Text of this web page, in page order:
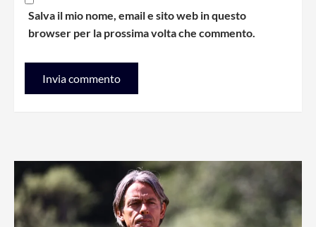
Salva il mio nome, email e sito web in questo
browser per la prossima volta che commento.